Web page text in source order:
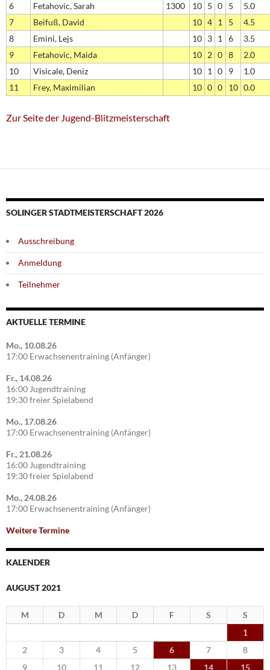
6
Fetahovic, Sarah 1300 10 5 0 5
5.0
7
Beifuß, David 10 4 1 5
4.5
8
Emini, Lejs 10 3 1 6
3.5
9
Fetahovic, Maida 10 2 0 8
2.0
10
Visicale, Deniz 10 1 0 9
1.0
11
Frey, Maximilian 10 0 0 10 0.0
Zur Seite der Jugend-Blitzmeisterschaft
SOLINGER STADTMEISTERSCHAFT 2026
Ausschreibung
Anmeldung
Teilnehmer
AKTUELLE TERMINE
Mo., 10.08.26
17:00 Erwachsenentraining (Anfänger)
Fr., 14.08.26
16:00 Jugendtraining
19:30 freier Spielabend
Mo., 17.08.26
17:00 Erwachsenentraining (Anfänger)
Fr., 21.08.26
16:00 Jugendtraining
19:30 freier Spielabend
Mo., 24.08.26
17:00 Erwachsenentraining (Anfänger)
Weitere Termine
KALENDER
AUGUST 2021
M D M D F S
S
1
2
3 4 5 6 7
8
9
10 11 12 13 14 15